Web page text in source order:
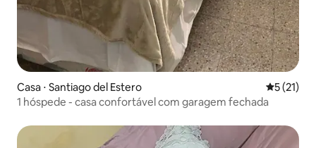
Casa ⋅ Santiago del Estero 5 de uma
5 (21)
1 hóspede - casa confortável com garagem fechada